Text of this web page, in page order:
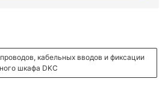
кабельных вводов и фиксации
шкафа DKC